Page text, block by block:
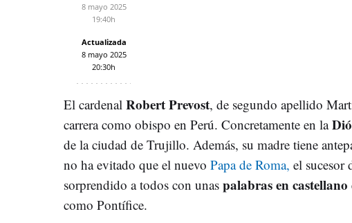
8 mayo 2025
19:40h
Actualizada
8 mayo 2025
20:30h
El cardenal Robert Prevost, de segundo apellido
carrera como obispo en Perú. Concretamente en la
de la ciudad de Trujillo. Además, su madre tiene
no ha evitado que el nuevo Papa de Roma, el sucesor
sorprendido a todos con unas palabras en
como Pontífice.